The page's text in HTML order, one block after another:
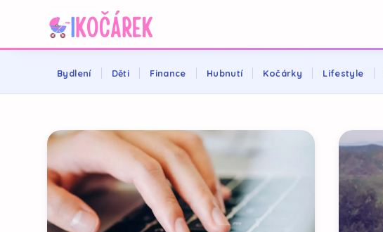
Bydlení Děti Finance Hubnutí Kočárky Lifestyle